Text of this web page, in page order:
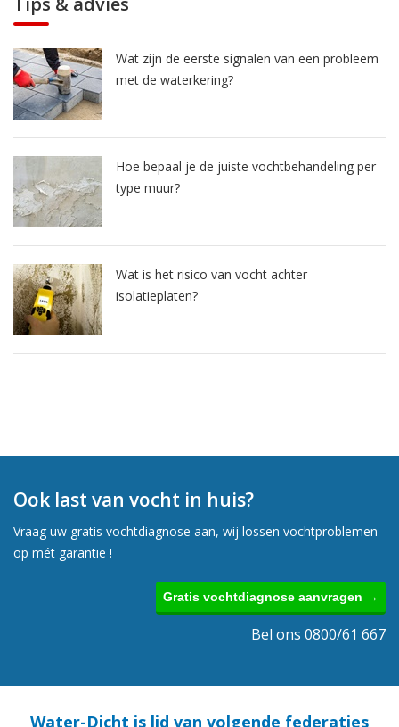
Wat zijn de eerste signalen van een probleem
met de waterkering?
Hoe bepaal je de juiste vochtbehandeling per
type muur?
Wat is het risico van vocht achter
isolatieplaten?
Ook last van vocht in huis?
Vraag uw gratis vochtdiagnose aan, wij lossen vochtproblemen
op mét garantie !
Gratis vochtdiagnose aanvragen →
Bel ons 0800/61 667
Water-Dicht is lid van volgende federaties